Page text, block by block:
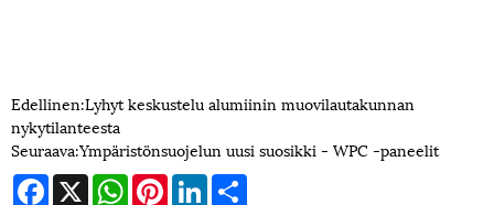
Edellinen:Lyhyt keskustelu alumiinin muovilautakunnan
nykytilanteesta
Seuraava:Ympäristönsuojelun uusi suosikki - WPC -paneelit
Facebook
X WhatsAppPinterestLinkedIn